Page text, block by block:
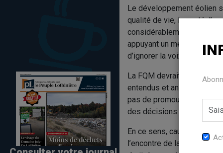
Le développement éolien
qualité de vie, la santé,
considérablement d’une
appuyant un message qui
d’ignorer la voix de
La FQM devrait agir
entendus et analysés à la
pas de promouvoir une
des décisions éclairées,
En ce sens, cautionner un
l’encontre de la mission